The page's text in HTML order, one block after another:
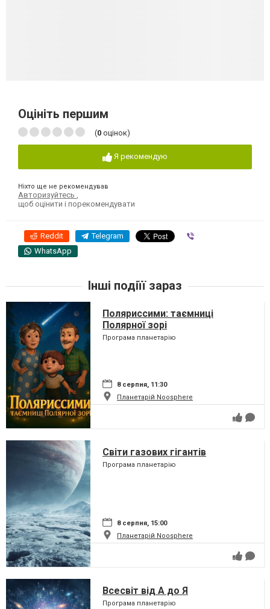
Оцініть першим
(0 оцінок)
Я рекомендую
Ніхто ще не рекомендував
Авторизуйтесь
щоб оцінити і порекомендувати
Reddit Telegram
WhatsApp
Інші подіїї зараз
Поляриссими: таємниці
Полярної зорі
Програма планетарію
8 серпня, 11:30
Планетарій Noosphere
Світи газових гігантів
Програма планетарію
8 серпня, 15:00
Планетарій Noosphere
Всесвіт від А до Я
Програма планетарію